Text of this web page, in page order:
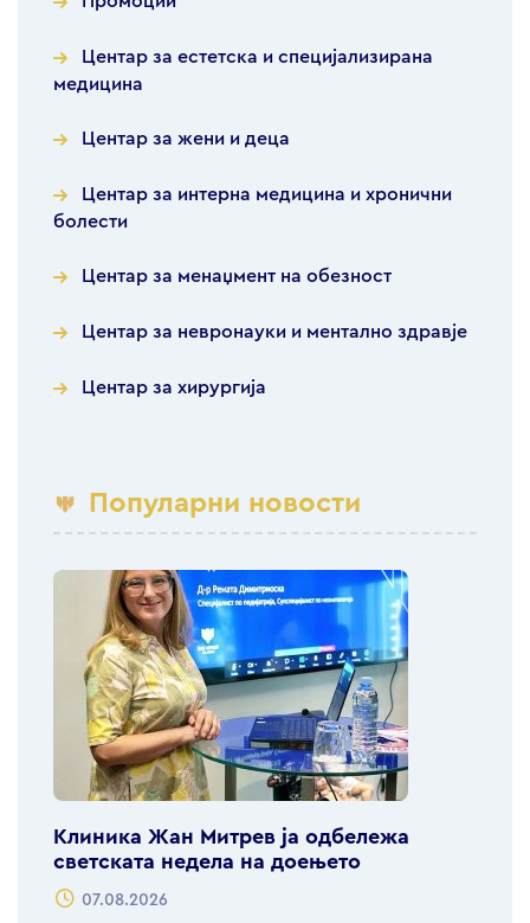
Центар за естетска и специјализирана
медицина
Центар за жени и деца
Центар за интерна медицина и хронични
болести
Центар за менаџмент на обезност
Центар за невронауки и ментално здравје
Центар за хирургија
Популарни новости
Клиника Жан Митрев ја одбележа
светската недела на доењето
07.08.2026